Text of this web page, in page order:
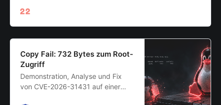
Copy Fail: 732 Bytes zum Root-
Zugriff
Demonstration, Analyse und Fix
von CVE-2026-31431 auf einer